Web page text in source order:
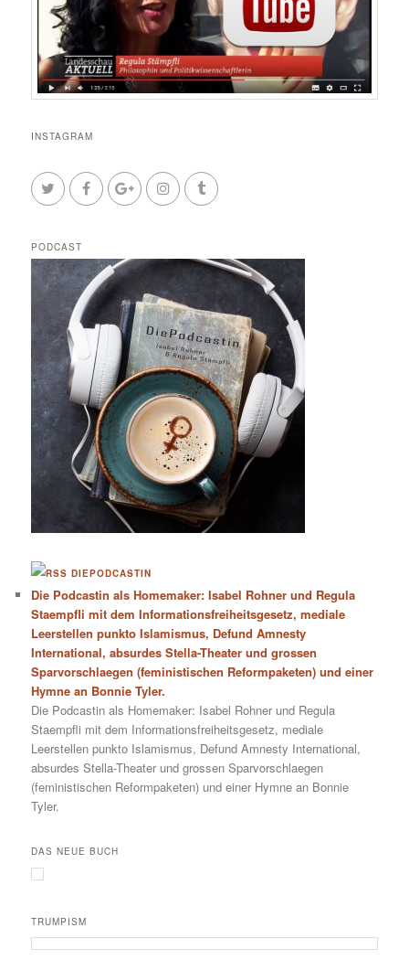
INSTAGRAM
PODCAST
DIEPODCASTIN
Die Podcastin als Homemaker: Isabel Rohner und Regula
Staempfli mit dem Informationsfreiheitsgesetz, mediale
Leerstellen punkto Islamismus, Defund Amnesty
International, absurdes Stella-Theater und grossen
Sparvorschlaegen (feministischen Reformpaketen) und einer
Hymne an Bonnie Tyler.
Die Podcastin als Homemaker: Isabel Rohner und Regula
Staempfli mit dem Informationsfreiheitsgesetz, mediale
Leerstellen punkto Islamismus, Defund Amnesty International,
absurdes Stella-Theater und grossen Sparvorschlaegen
(feministischen Reformpaketen) und einer Hymne an Bonnie
Tyler.
DAS NEUE BUCH
TRUMPISM